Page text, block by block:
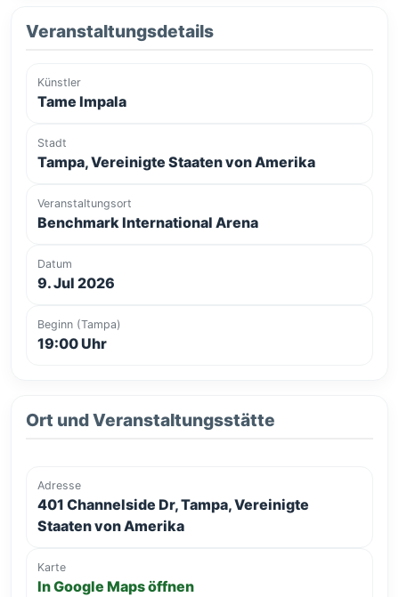
Veranstaltungsdetails
Künstler
Tame Impala
Stadt
Tampa, Vereinigte Staaten von Amerika
Veranstaltungsort
Benchmark International Arena
Datum
9. Jul 2026
Beginn (Tampa)
19:00 Uhr
Ort und Veranstaltungsstätte
Adresse
401 Channelside Dr, Tampa, Vereinigte
Staaten von Amerika
Karte
In Google Maps öffnen